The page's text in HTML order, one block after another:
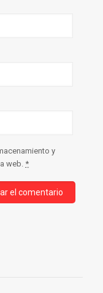
y
web. *